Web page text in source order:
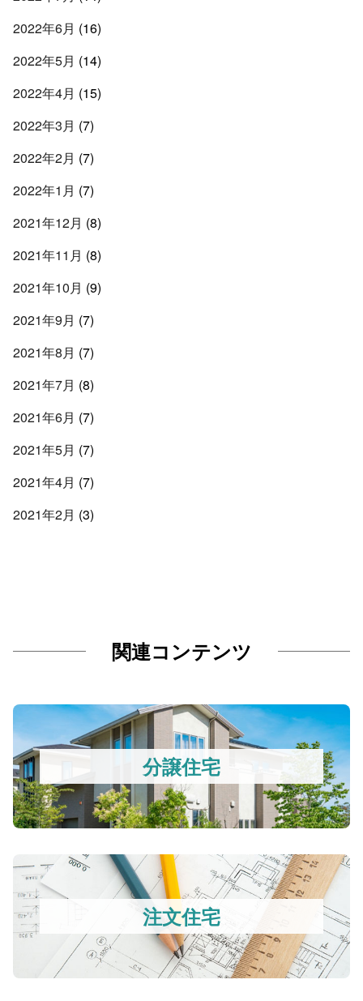
2022年6月 (16)
2022年5月 (14)
2022年4月 (15)
2022年3月 (7)
2022年2月 (7)
2022年1月 (7)
2021年12月 (8)
2021年11月 (8)
2021年10月 (9)
2021年9月 (7)
2021年8月 (7)
2021年7月 (8)
2021年6月 (7)
2021年5月 (7)
2021年4月 (7)
2021年2月 (3)
関連コンテンツ
分譲住宅
注文住宅